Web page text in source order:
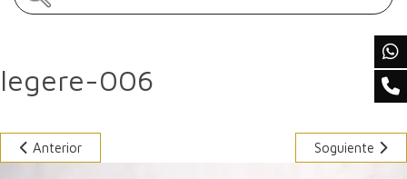
legere-006
Anterior Soguiente